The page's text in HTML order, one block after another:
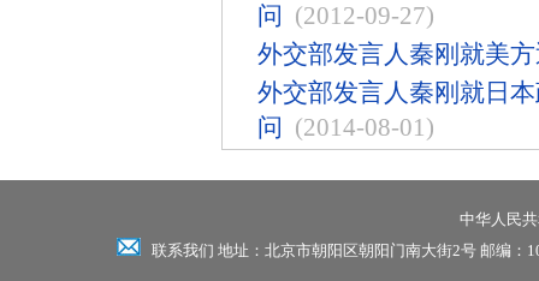
问 (2012-09-27)
外交部发言人秦刚就美
外交部发言人秦刚就日
问 (2014-08-01)
中华人民
联系我们 地址：北京市朝阳区朝阳门南大街2号 邮编：